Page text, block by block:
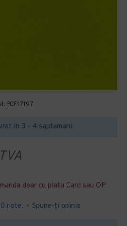
PCF17197
in 3 - 4 saptamani.
note. - Spune-ţi opinia
doar cu plata Card sau OP